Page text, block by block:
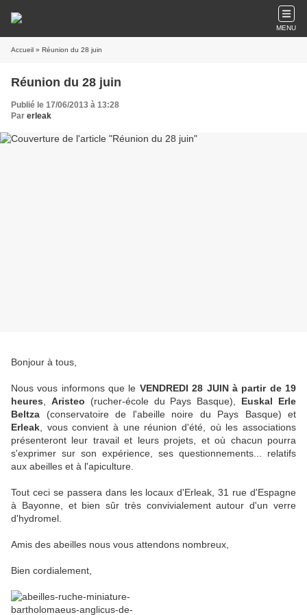
MENU
Accueil » Réunion du 28 juin
Réunion du 28 juin
Publié le 17/06/2013 à 13:28
Par erleak
Bonjour à tous,
Nous vous informons que le VENDREDI 28 JUIN à partir de 19
heures
Aristeo (rucher-école du Pays Basque), Euskal Erle
Beltza (conservatoire de l'abeille noire du Pays Basque) et
Erleak , vous convient à une réunion d'été, où les associations
présenteront leur travail et leurs projets, et où chacun pourra
s'exprimer sur son expérience, ses questionnements... relatifs
aux abeilles et à l'apiculture.
Tout ceci se passera dans les locaux d'Erleak, 31 rue d'Espagne
à Bayonne, et bien sûr très convivialement autour d'un verre
d'hydromel.
Amis des abeilles nous vous attendons nombreux,
Bien cordialement,